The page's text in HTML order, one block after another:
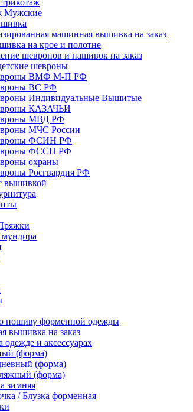
Мужские
машинная вышивка на заказ
на крое и полотне
шевронов и нашивок на заказ
шевроны
ВМФ М-П РФ
ВС РФ
Индивидуальные Вышитые
КАЗАЧЬИ
МВД РФ
МЧС России
ФСИН РФ
ФССП РФ
охраны
Росгвардия РФ
вышивкой
пошиву форменной одежды
вышивка на заказ
одежде и аксессуарах
(форма)
(форма)
(форма)
зимняя
/ Блузка форменная